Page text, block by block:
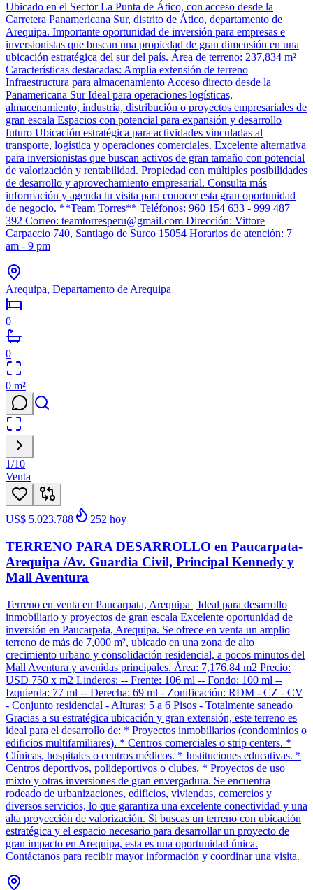
Ubicado en el Sector La Punta de Ático, con acceso desde la
Carretera Panamericana Sur, distrito de Ático, departamento de
Arequipa. Importante oportunidad de inversión para empresas e
inversionistas que buscan una propiedad de gran dimensión en una
ubicación estratégica del sur del país. Área de terreno: 237,834 m²
Características destacadas: Amplia extensión de terreno
Infraestructura para almacenamiento Acceso directo desde la
Panamericana Sur Ideal para operaciones logísticas,
almacenamiento, industria, distribución o proyectos empresariales de
gran escala Espacios con potencial para expansión y desarrollo
futuro Ubicación estratégica para actividades vinculadas al
transporte, logística y operaciones comerciales. Excelente alternativa
para inversionistas que buscan activos de gran tamaño con potencial
de valorización y rentabilidad. Propiedad con múltiples posibilidades
de desarrollo y aprovechamiento empresarial. Consulta más
información y agenda tu visita para conocer esta gran oportunidad
de negocio. **Team Torres** Teléfonos: 960 154 633 - 999 487
392 Correo: teamtorresperu@gmail.com Dirección: Vittore
Carpaccio 740, Santiago de Surco 15054 Horarios de atención: 7
am - 9 pm
Arequipa, Departamento de Arequipa
0
0
0 m²
1/10
Venta
US$ 5.023.788 252 hoy
TERRENO PARA DESARROLLO en Paucarpata-
Arequipa /Av. Guardia Civil, Principal Kennedy y
Mall Aventura
Terreno en venta en Paucarpata, Arequipa | Ideal para desarrollo
inmobiliario y proyectos de gran escala Excelente oportunidad de
inversión en Paucarpata, Arequipa. Se ofrece en venta un amplio
terreno de más de 7,000 m², ubicado en una zona de alto
crecimiento urbano y consolidación residencial, a pocos minutos del
Mall Aventura y avenidas principales. Área: 7,176.84 m2 Precio:
USD 750 x m2 Linderos: -- Frente: 106 ml -- Fondo: 100 ml --
Izquierda: 77 ml -- Derecha: 69 ml - Zonificación: RDM - CZ - CV
- Conjunto residencial - Alturas: 5 a 6 Pisos - Totalmente saneado
Gracias a su estratégica ubicación y gran extensión, este terreno es
ideal para el desarrollo de: * Proyectos inmobiliarios (condominios o
edificios multifamiliares). * Centros comerciales o strip centers. *
Clínicas, hospitales o centros médicos. * Instituciones educativas. *
Centros deportivos, polideportivos o clubes. * Proyectos de uso
mixto y otras inversiones de gran envergadura. Se encuentra
rodeado de urbanizaciones, edificios, viviendas, comercios y
diversos servicios, lo que garantiza una excelente conectividad y una
alta proyección de valorización. Si buscas un terreno con ubicación
estratégica y el espacio necesario para desarrollar un proyecto de
gran impacto en Arequipa, esta es una oportunidad única.
Contáctanos para recibir mayor información y coordinar una visita.